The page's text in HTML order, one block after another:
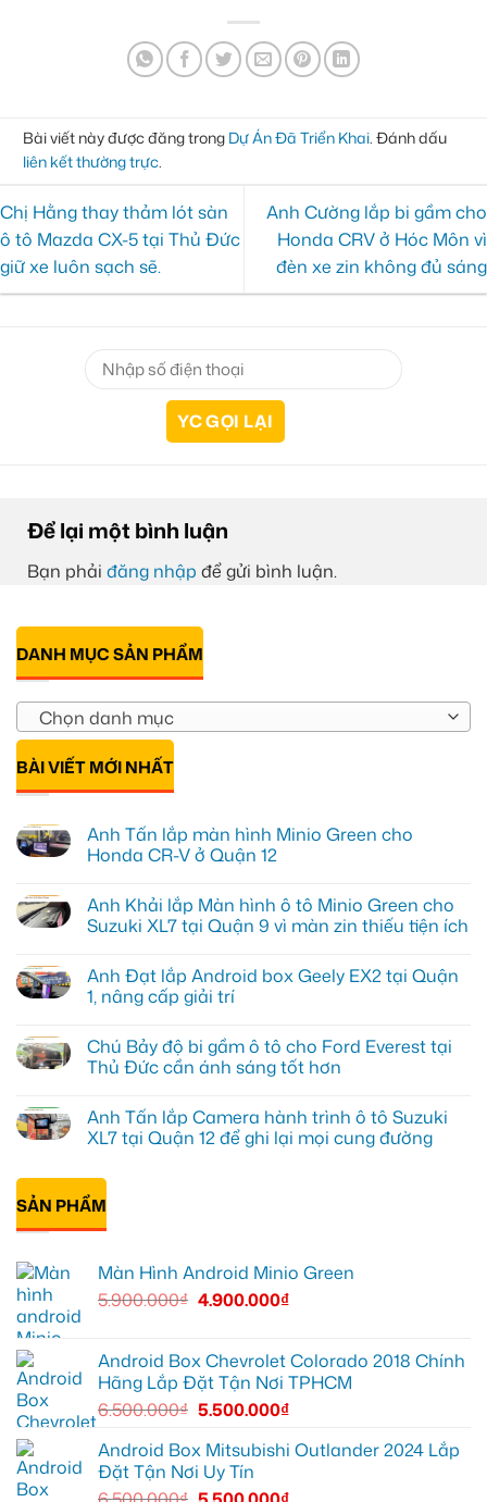
Bài viết này được đăng trong Dự Án Đã Triển Khai. Đánh dấu
liên kết thường trực.
Chị Hằng thay thảm lót sàn
ô tô Mazda CX-5 tại Thủ Đức
giữ xe luôn sạch sẽ.
Anh Cường lắp bi gầm cho
Honda CRV ở Hóc Môn vì
đèn xe zin không đủ sáng
Để lại một bình luận
Bạn phải đăng nhập để gửi bình luận.
DANH MỤC SẢN PHẨM
Chọn danh mục
BÀI VIẾT MỚI NHẤT
Anh Tấn lắp màn hình Minio Green cho
Honda CR-V ở Quận 12
bình
luận
ở
lắp
màn
hình
cho
Honda
CR-
Quận
12
Anh Khải lắp Màn hình ô tô Minio Green cho
Suzuki XL7 tại Quận 9 vì màn zin thiếu tiện ích
bình
luận
ở
lắp
Màn
hình
Minio
Green
cho
Quận
9
vì
thiếu
ích
Anh Đạt lắp Android box Geely EX2 tại Quận
1, nâng cấp giải trí
bình
luận
ở
lắp
Android
box
Quận
1,
nâng
Chú Bảy độ bi gầm ô tô cho Ford Everest tại
Thủ Đức cần ánh sáng tốt hơn
bình
luận
ở
bi
gầm
ô
Ford
Everest
tại
ánh
sáng
tốt
hơn
Anh Tấn lắp Camera hành trình ô tô Suzuki
XL7 tại Quận 12 để ghi lại mọi cung đường
có
bình
luận
ở
Anh
Camera
trình
XL7
tại
Quận
để
ghi
mọi
cung
đường
SẢN PHẨM
Màn Hình Android Minio Green
5.900.000₫ 4.900.000₫
Android Box Chevrolet Colorado 2018 Chính
Hãng Lắp Đặt Tận Nơi TPHCM
6.500.000₫ 5.500.000₫
Android Box Mitsubishi Outlander 2024 Lắp
Đặt Tận Nơi Uy Tín